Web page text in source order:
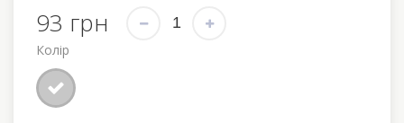
93 грн
Колір